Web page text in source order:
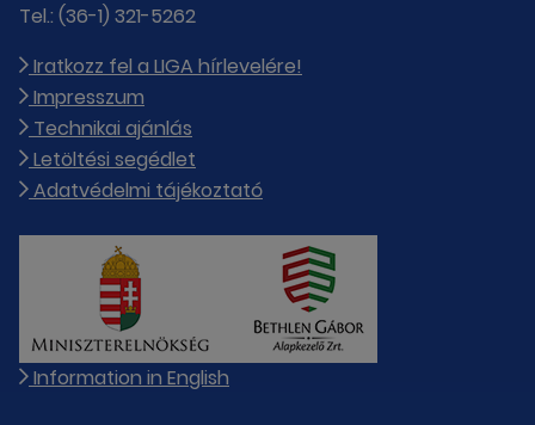
Tel.: (36-1) 321-5262
Iratkozz fel a LIGA hírlevelére!
Impresszum
Technikai ajánlás
Letöltési segédlet
Adatvédelmi tájékoztató
Information in English